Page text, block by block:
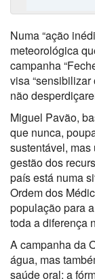
Numa “ação
meteorológica
campanha
visa
não
Miguel Pavão,
que nunca,
sustentável,
gestão dos
país está numa
Ordem dos
população para
toda a diferença
A campanha da
água, mas
saúde oral: a